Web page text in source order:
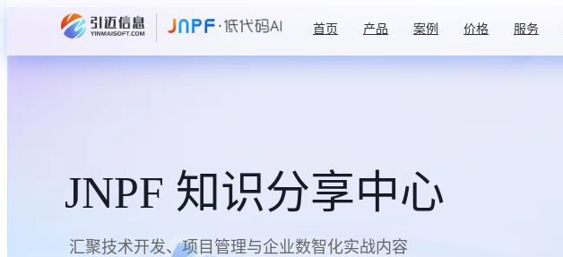
首页 产品 案例 价格 服务
JNPF 知识分享中心
汇聚技术开发、项目管理与企业数智化实战内容